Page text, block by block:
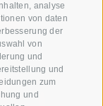
analyse
von daten
der
von
und
und
zum
und